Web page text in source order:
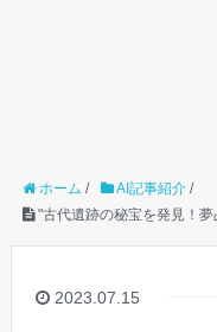
ホーム / AI記事紹介/
"古代遺跡の秘宝を発見！
2023.07.15